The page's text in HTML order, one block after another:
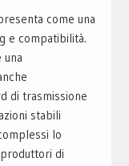
come una
e compatibilità.
una
di trasmissione
stabili
lo
di